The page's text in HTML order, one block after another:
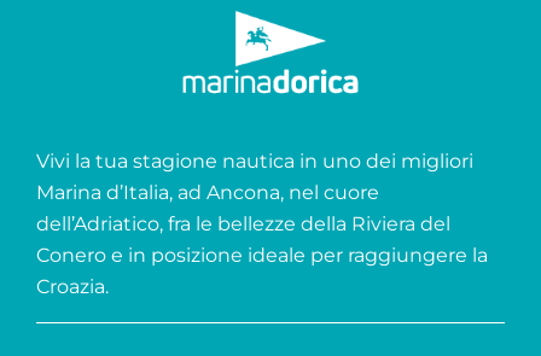
Vivi la tua stagione nautica in uno dei migliori
Marina d’Italia, ad Ancona, nel cuore
dell’Adriatico, fra le bellezze della Riviera del
Conero e in posizione ideale per raggiungere la
Croazia.